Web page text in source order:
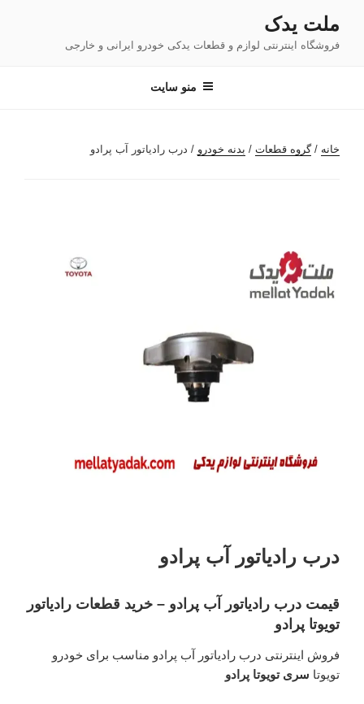
محتوا
ملت یدک
فروشگاه اینترنتی لوازم و قطعات یدکی خودرو ایرانی و خارجی
منو سایت
خانه /گروه قطعات / بدنه خودرو / درب رادیاتور آب پرادو
درب رادیاتور آب پرادو
قیمت درب رادیاتور آب پرادو – خرید قطعات رادیاتور
تویوتا پرادو
فروش اینترنتی درب رادیاتور آب پرادو مناسب برای خودرو
تویوتا سری تویوتا پرادو